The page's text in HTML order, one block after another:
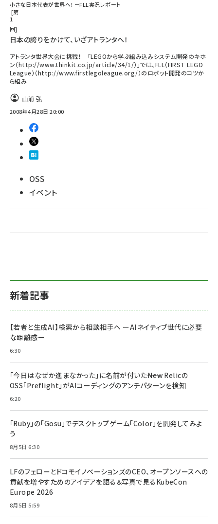
小さな日本代表が世界へ！－FLL実況レポート
第
1
回
日本の誇りをかけて、いざアトランタへ！
アトランタ世界大会に挑戦！ 「LEGOから学ぶ組み込みシステム開発のキホ
ン（http://www.thinkit.co.jp/article/34/1/）」では、FLL（FIRST LEGO
League）（http://www.firstlegoleague.org/）のロボット開発のコツか
ら組み
山浦 弘
2008年4月28日 20:00
OSS
イベント
新着記事
【若者と生成AI】検索から相談相手へ ーAIネイティブ世代に必要
な距離感ー
6:30
「今日はなぜか進まなかった」に名前が付いた――New Relicの
OSS「Preflight」がAIコーディングのアンチパターンを検知
6:20
「Ruby」の「Gosu」でデスクトップゲーム「Color」を開発してみよ
う
8月5日 6:30
LFのフェローとドコモイノベーションズのCEO、オープンソースへの
貢献を増やすためのアイデアを語る＆写真で見るKubeCon
Europe 2026
8月5日 5:59